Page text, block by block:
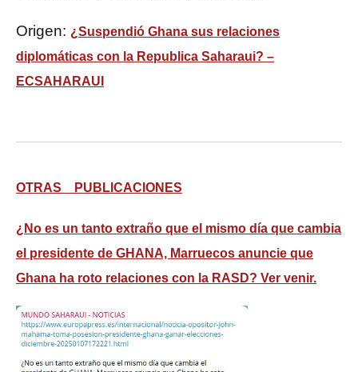
Origen: ¿Suspendió Ghana sus relaciones
diplomáticas con la Republica Saharaui? –
ECSAHARAUI
OTRAS PUBLICACIONES
¿No es un tanto extraño que el mismo día que cambia
el presidente de GHANA, Marruecos anuncie que
Ghana ha roto relaciones con la RASD? Ver venir.